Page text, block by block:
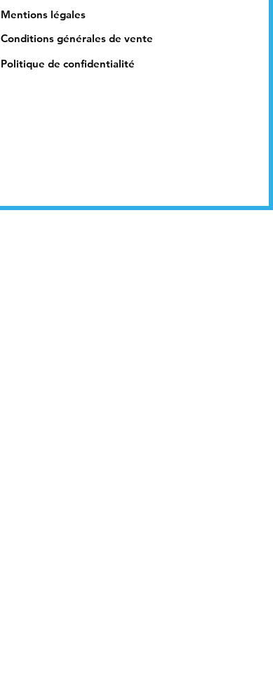
Conditions générales de vente
Politique de confidentialité
Mentions légales